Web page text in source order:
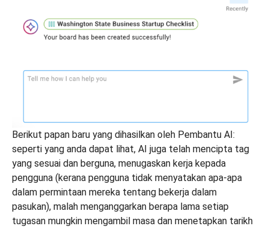
Berikut papan baru yang dihasilkan oleh Pembantu AI:
seperti yang anda dapat lihat, AI juga telah mencipta tag
yang sesuai dan berguna, menugaskan kerja kepada
pengguna (kerana pengguna tidak menyatakan apa-apa
dalam permintaan mereka tentang bekerja dalam
pasukan), malah menganggarkan berapa lama setiap
tugasan mungkin mengambil masa dan menetapkan tarikh